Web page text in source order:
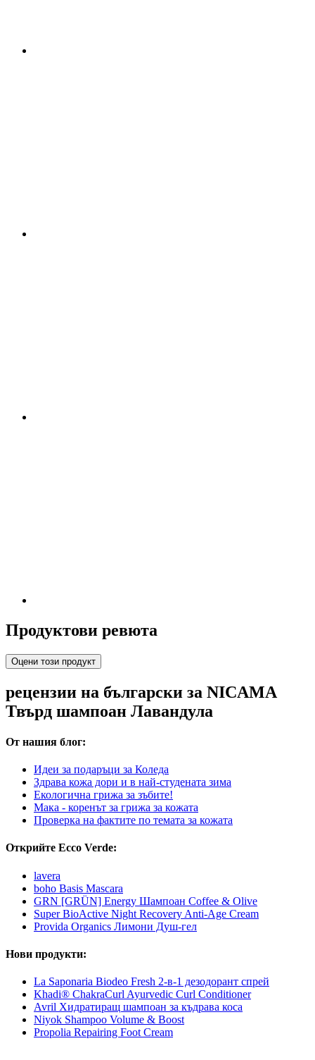
Продуктови ревюта
Оцени този продукт
рецензии на български за NICAMA
Твърд шампоан Лавандула
От нашия блог:
Идеи за подаръци за Коледа
Здрава кожа дори и в най-студената зима
Екологична грижа за зъбите!
Мака - коренът за грижа за кожата
Проверка на фактите по темата за кожата
Открийте Ecco Verde:
lavera
boho Basis Mascara
GRN [GRÜN] Energy Шампоан Coffee & Olive
Super BioActive Night Recovery Anti-Age Cream
Provida Organics Лимони Душ-гел
Нови продукти:
La Saponaria Biodeo Fresh 2-в-1 дезодорант спрей
Khadi® ChakraCurl Ayurvedic Curl Conditioner
Avril Хидратиращ шампоан за къдрава коса
Niyok Shampoo Volume & Boost
Propolia Repairing Foot Cream